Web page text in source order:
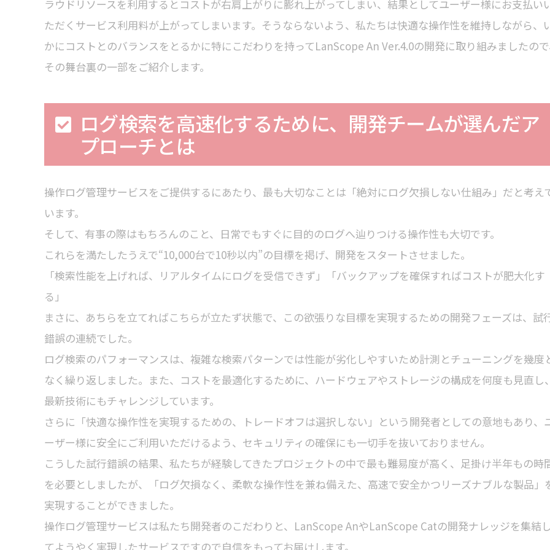
ラウドリソースを利用するとコストが右肩上がりに膨れ上がってしまい、結果としてユーザー様にお支払い
ただくサービス利用料が上がってしまいます。そうならないよう、私たちは快適な操作性を維持しながら、
かにコストとのバランスをとるかに特にこだわりを持ってLanScope An Ver.4.0の開発に取り組みましたので
その舞台裏の一部をご紹介します。
ログ検索を高速化するために、開発チームが選んだア
プローチとは
操作ログ管理サービスをご提供するにあたり、最も大切なことは「絶対にログ欠損しない仕組み」だと考え
います。
そして、有事の際はもちろんのこと、日常でもすぐに目的のログへ辿りつける操作性も大切です。
これらを満たしたうえで“10,000台で10秒以内”の目標を掲げ、開発をスタートさせました。
「検索性能を上げれば、リアルタイムにログを受信できず」「バックアップを確保すればコストが肥大化す
る」
まさに、あちらを立てればこちらが立たず状態で、この欲張りな目標を実現するための開発フェーズは、試
錯誤の連続でした。
ログ検索のパフォーマンスは、複雑な検索パターンでは性能が劣化しやすいため計測とチューニングを幾度
なく繰り返しました。また、コストを最適化するために、ハードウェアやストレージの構成を何度も見直し、
最新技術にもチャレンジしています。
さらに「快適な操作性を実現するための、トレードオフは選択しない」という開発者としての意地もあり、
ーザー様に安全にご利用いただけるよう、セキュリティの確保にも一切手を抜いておりません。
こうした試行錯誤の結果、私たちが経験してきたプロジェクトの中で最も難易度が高く、足掛け半年もの時
を必要としましたが、「ログ欠損なく、柔軟な操作性を兼ね備えた、高速で安全かつリーズナブルな製品」
実現することができました。
操作ログ管理サービスは私たち開発者のこだわりと、LanScope AnやLanScope Catの開発ナレッジを集結し
てようやく実現したサービスですので自信をもってお届けします。